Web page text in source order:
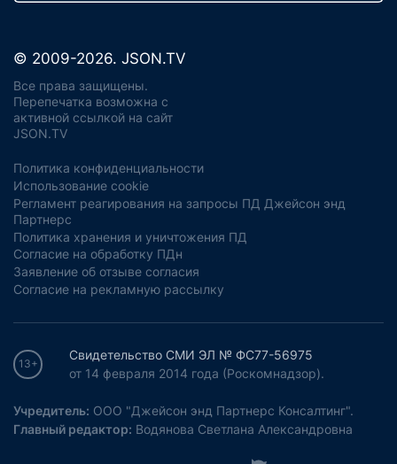
© 2009-2026. JSON.TV
Все права защищены.
Перепечатка возможна с
активной ссылкой на сайт
JSON.TV
Политика конфиденциальности
Использование cookie
Регламент реагирования на запросы ПД Джейсон энд
Партнерс
Политика хранения и уничтожения ПД
Согласие на обработку ПДн
Заявление об отзыве согласия
Согласие на рекламную рассылку
13+
Свидетельство СМИ ЭЛ № ФС77-56975
от 14 февраля 2014 года (Роскомнадзор).
Учредитель: ООО "Джейсон энд Партнерс Консалтинг".
Главный редактор: Водянова Светлана Александровна